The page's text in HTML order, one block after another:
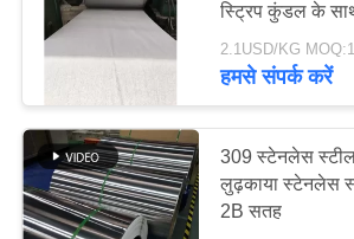
316 स्टेनलेस
तार
स्ट्रिप कुंडल के
2.1USD/KG
हमसे संपर्क करें
309 स्टेनलेस
लुढ़काया स्टेनलेस
2B सतह